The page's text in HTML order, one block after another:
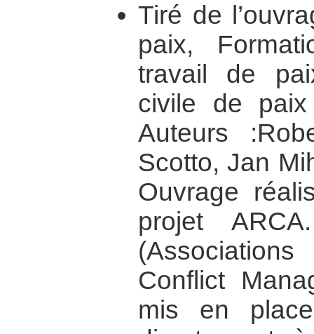
Tiré de
paix,
travail de
civile de
Auteurs
Scotto, Jan
Ouvrage
projet
Conflict
mis en